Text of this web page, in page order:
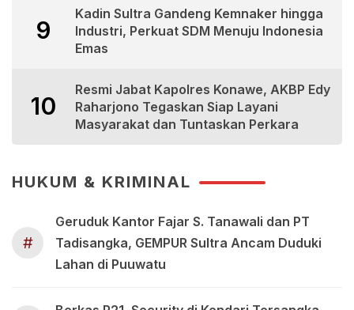
9
Kadin Sultra Gandeng Kemnaker hingga
Industri, Perkuat SDM Menuju Indonesia
Emas
10
Resmi Jabat Kapolres Konawe, AKBP Edy
Raharjono Tegaskan Siap Layani
Masyarakat dan Tuntaskan Perkara
HUKUM & KRIMINAL
#
Geruduk Kantor Fajar S. Tanawali dan PT
Tadisangka, GEMPUR Sultra Ancam Duduki
Lahan di Puuwatu